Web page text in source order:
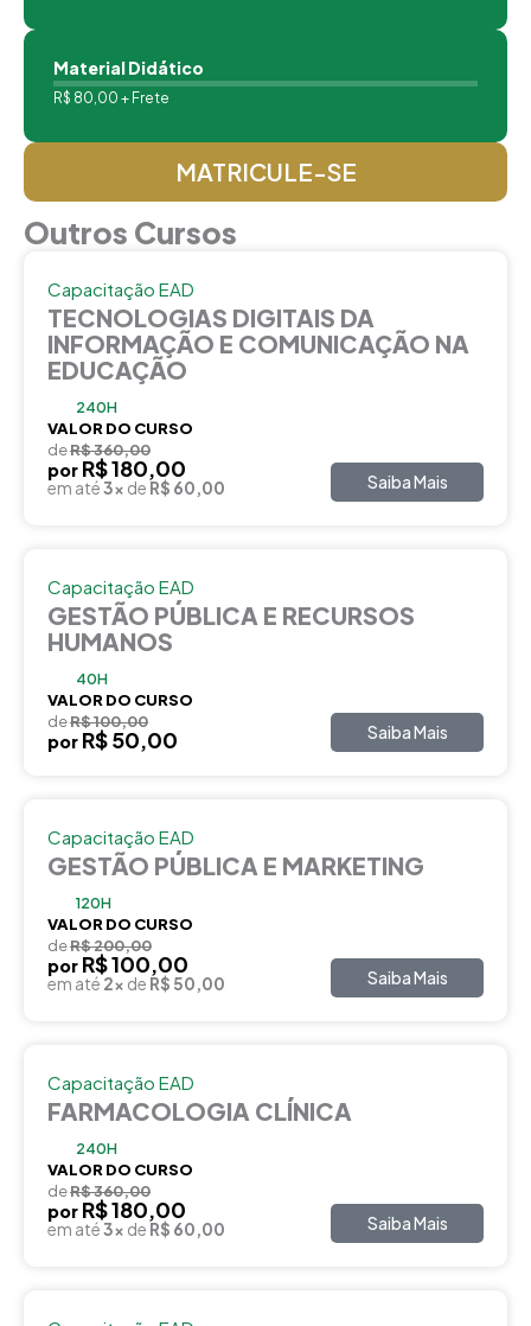
Material Didático
R$ 80,00 + Frete
MATRICULE-SE
Outros Cursos
Capacitação EAD
TECNOLOGIAS DIGITAIS DA
INFORMAÇÃO E COMUNICAÇÃO NA
EDUCAÇÃO
240H
VALOR DO CURSO
deR$ 360,00
por R$ 180,00
em até3x de R$ 60,00 Saiba Mais
Capacitação EAD
GESTÃO PÚBLICA E RECURSOS
HUMANOS
40H
VALOR DO CURSO
deR$ 100,00
por R$ 50,00 Saiba Mais
Capacitação EAD
GESTÃO PÚBLICA E MARKETING
120H
VALOR DO CURSO
deR$ 200,00
por R$ 100,00
em até 2x de R$ 50,00 Saiba Mais
Capacitação EAD
FARMACOLOGIA CLÍNICA
240H
VALOR DO CURSO
deR$ 360,00
por R$ 180,00
em até3x de R$ 60,00 Saiba Mais